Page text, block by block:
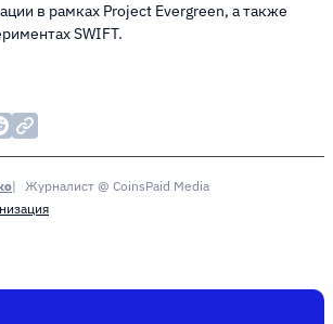
в рамках Project Evergreen, а также
SWIFT.
Журналист @ CoinsPaid Media